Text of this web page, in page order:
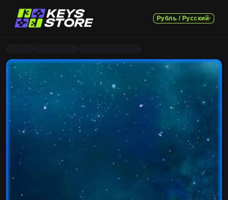
Рубль / Русский